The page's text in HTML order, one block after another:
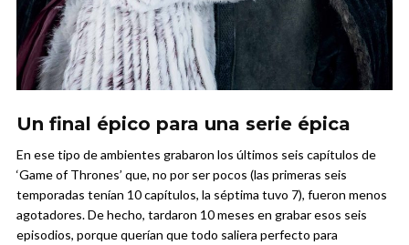
Un final épico para una serie épica
En ese tipo de ambientes grabaron los últimos seis capítulos de
‘Game of Thrones’ que, no por ser pocos (las primeras seis
temporadas tenían 10 capítulos, la séptima tuvo 7), fueron menos
agotadores. De hecho, tardaron 10 meses en grabar esos seis
episodios, porque querían que todo saliera perfecto para